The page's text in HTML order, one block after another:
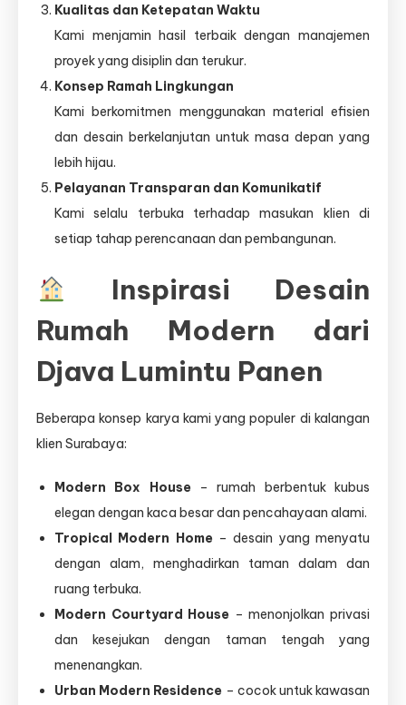
Kualitas dan Ketepatan Waktu
Kami menjamin hasil terbaik dengan manajemen
proyek yang disiplin dan terukur.
Konsep Ramah Lingkungan
Kami berkomitmen menggunakan material efisien
dan desain berkelanjutan untuk masa depan yang
lebih hijau.
Pelayanan Transparan dan Komunikatif
Kami selalu terbuka terhadap masukan klien di
setiap tahap perencanaan dan pembangunan.
Inspirasi Desain
Rumah Modern dari
Djava Lumintu Panen
Beberapa konsep karya kami yang populer di kalangan
klien Surabaya:
Modern Box House– rumah berbentuk kubus
elegan dengan kaca besar dan pencahayaan alami.
Tropical Modern Home– desain yang menyatu
dengan alam, menghadirkan taman dalam dan
ruang terbuka.
Modern Courtyard House – menonjolkan privasi
dan kesejukan dengan taman tengah yang
menenangkan.
Urban Modern Residence – cocok untuk kawasan